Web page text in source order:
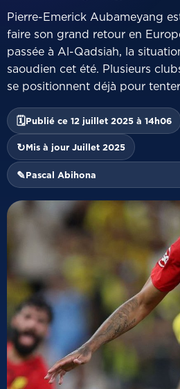
Pierre-Emerick Aubameyang
faire son grand retour en
passée à Al-Qadsiah, la
saoudien cet été. Plusieurs
se positionnent déjà pour
🗓Publié ce 12 juillet 2025 à 14h06
↻Mis à jour Juillet 2025
✎Pascal Abihona